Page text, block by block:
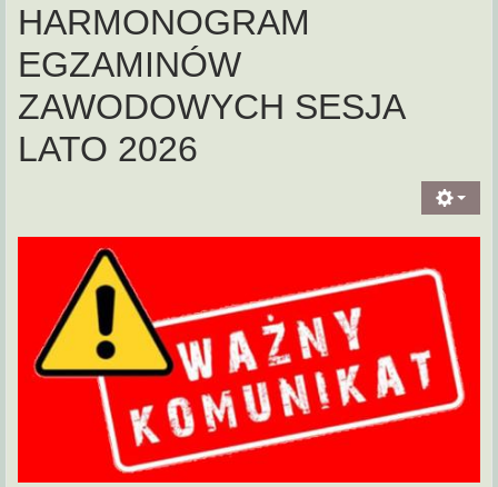
HARMONOGRAM
EGZAMINÓW
ZAWODOWYCH SESJA
LATO 2026